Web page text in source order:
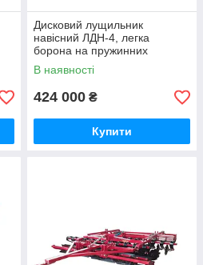
Дисковий лущильник
навісний ЛДН-4, легка
борона на пружинних
вібростойках, до тракторів
МТЗ, ширина 4 м
В наявності
424 000 ₴
Купити